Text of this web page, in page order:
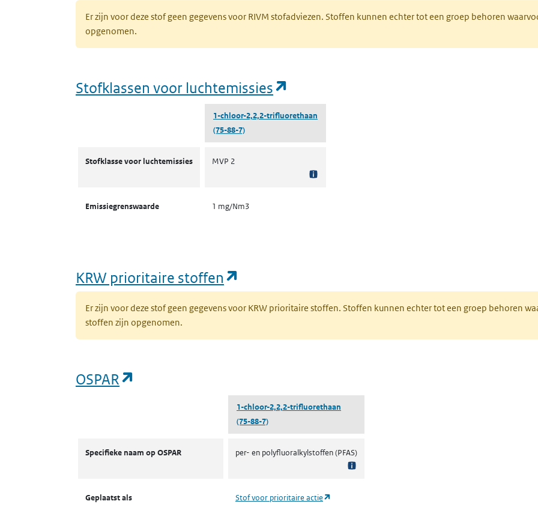
Er zijn voor deze stof geen gegevens voor RIVM stofadviezen. Stoffen kunnen echter tot een groep behoren
opgenomen.
Stofklassen voor luchtemissies
1-chloor-2,2,2-trifluorethaan
(75-88-7)
Stofklasse voor luchtemissies MVP 2
Emissiegrenswaarde 1 mg/Nm3
KRW prioritaire stoffen
Er zijn voor deze stof geen gegevens voor KRW prioritaire stoffen. Stoffen kunnen echter tot een groep behoren
stoffen zijn opgenomen.
OSPAR
1-chloor-2,2,2-trifluorethaan
(75-88-7)
Specifieke naam op OSPAR per- en polyfluoralkylstoffen (PFAS)
Geplaatst als Stof voor prioritaire actie